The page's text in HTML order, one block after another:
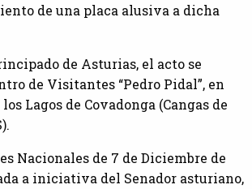
de una placa alusiva a dicha
de Asturias, el acto se
de Visitantes “Pedro Pidal”, en
Lagos de Covadonga (Cangas de
Nacionales de 7 de Diciembre de
a iniciativa del Senador asturiano,